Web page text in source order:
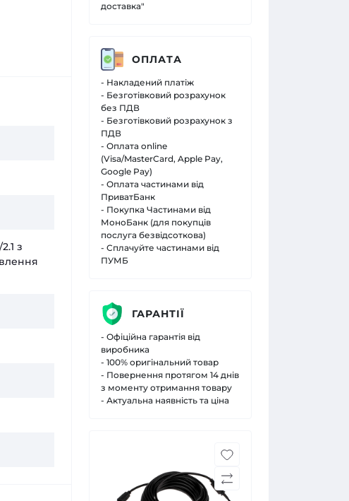
з
доставка"
ОПЛАТА
- Накладений платіж
- Безготівковий розрахунок
без ПДВ
- Безготівковий розрахунок з
ПДВ
- Оплата online
(Visa/MasterCard, Apple Pay,
Google Pay)
- Оплата частинами від
ПриватБанк
- Покупка Частинами від
МоноБанк (для покупців
послуга безвідсоткова)
- Сплачуйте частинами від
ПУМБ
ГАРАНТІЇ
- Офіційна гарантія від
виробника
- 100% оригінальний товар
- Повернення протягом 14 днів
з моменту отримання товару
- Актуальна наявність та ціна